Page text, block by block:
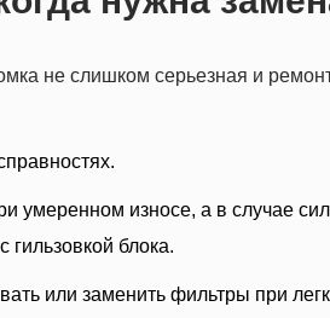
не слишком серьезная и
умеренном износе, а в случае
блока.
или заменить фильтры при